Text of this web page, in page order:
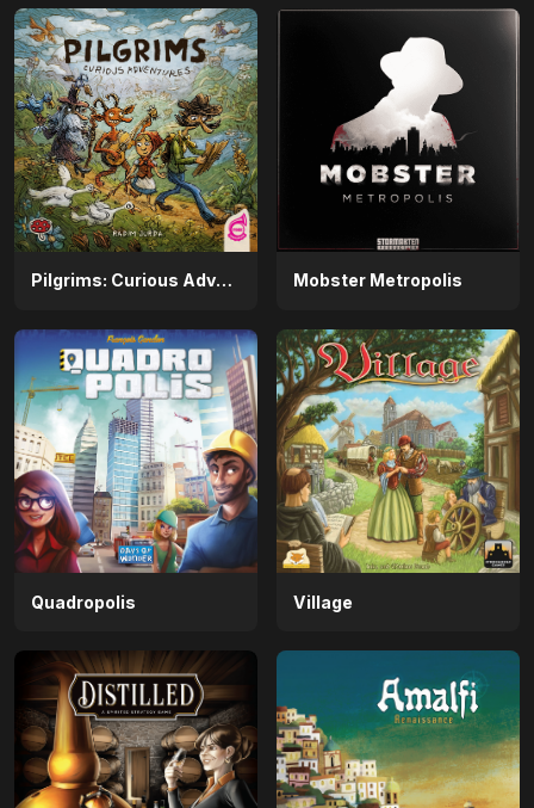
Pilgrims: Curious Adventures Mobster Metropolis
Quadropolis Village